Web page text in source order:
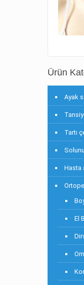
Ürün
Ayak
Tartı
Hasta
El